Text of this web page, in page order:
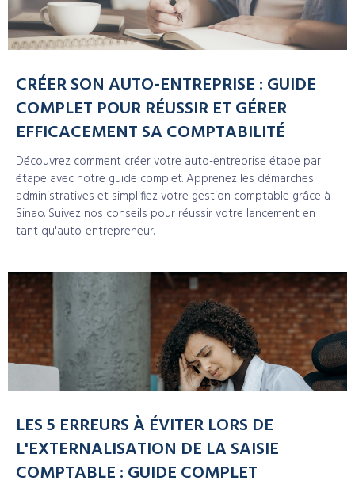
CRÉER SON AUTO-ENTREPRISE : GUIDE
COMPLET POUR RÉUSSIR ET GÉRER
EFFICACEMENT SA COMPTABILITÉ
Découvrez comment créer votre auto-entreprise étape par
étape avec notre guide complet. Apprenez les démarches
administratives et simplifiez votre gestion comptable grâce à
Sinao. Suivez nos conseils pour réussir votre lancement en
tant qu'auto-entrepreneur.
LES 5 ERREURS À ÉVITER LORS DE
L'EXTERNALISATION DE LA SAISIE
COMPTABLE : GUIDE COMPLET